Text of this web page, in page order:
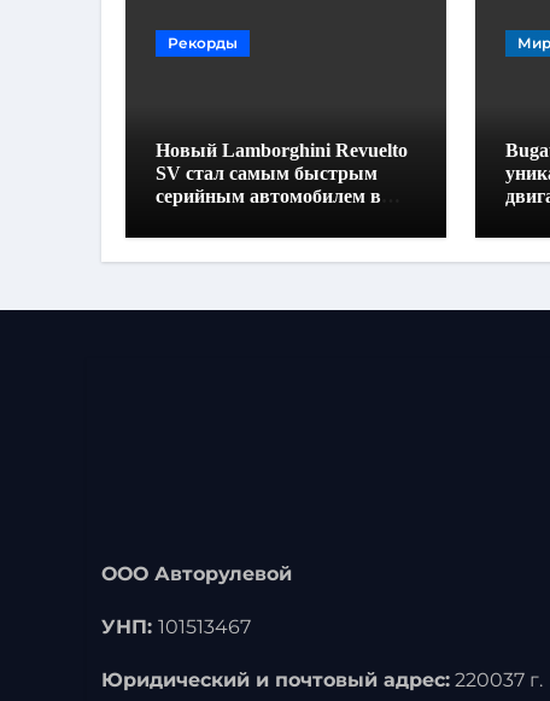
Рекорды
Новый Lamborghini Revuelto
SV стал самым быстрым
серийным автомобилем в
ООО Авторулевой
УНП: 101513467
Юридический и почтовый адрес: 220037 г.